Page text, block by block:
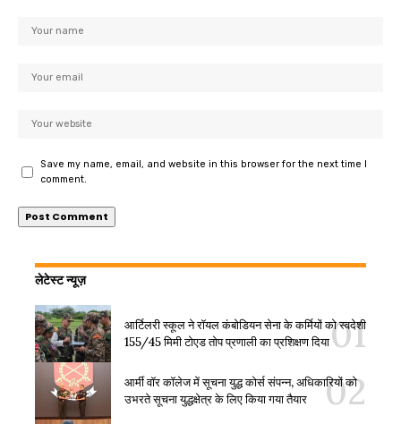
Save my name, email, and website in this browser for the next time I
comment.
लेटेस्ट न्यूज़
आर्टिलरी स्कूल ने रॉयल कंबोडियन सेना के कर्मियों को स्वदेशी
155/45 मिमी टोएड तोप प्रणाली का प्रशिक्षण दिया
आर्मी वॉर कॉलेज में सूचना युद्ध कोर्स संपन्न, अधिकारियों को
उभरते सूचना युद्धक्षेत्र के लिए किया गया तैयार